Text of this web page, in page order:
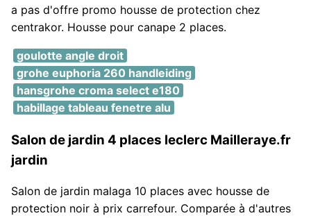
a pas d'offre promo housse de protection chez
centrakor. Housse pour canape 2 places.
goulotte angle droit
grohe euphoria 260 handleiding
hansgrohe croma select e180
habillage tableau fenetre alu
Salon de jardin 4 places leclerc Mailleraye.fr
jardin
Salon de jardin malaga 10 places avec housse de
protection noir à prix carrefour. Comparée à d'autres